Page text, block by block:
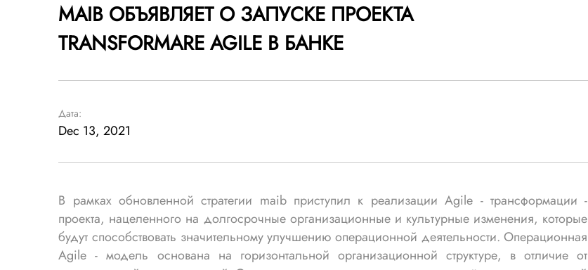
MAIB ОБЪЯВЛЯЕТ О ЗАПУСКЕ ПРОЕКТА
TRANSFORMARE AGILE В БАНКЕ
Дата:
Dec 13, 2021
В рамках обновленной стратегии maib приступил к реализации Agile - трансформации -
проекта, нацеленного на долгосрочные организационные и культурные изменения, которые
будут способствовать значительному улучшению операционной деятельности. Операционная
Agile - модель основана на горизонтальной организационной структуре, в отличие от